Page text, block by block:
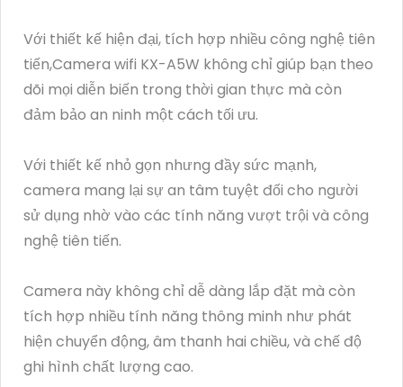
Với thiết kế hiện đại, tích hợp nhiều công nghệ tiên
tiến,Camera wifi KX-A5W không chỉ giúp bạn theo
dõi mọi diễn biến trong thời gian thực mà còn
đảm bảo an ninh một cách tối ưu.
Với thiết kế nhỏ gọn nhưng đầy sức mạnh,
camera mang lại sự an tâm tuyệt đối cho người
sử dụng nhờ vào các tính năng vượt trội và công
nghệ tiên tiến.
Camera này không chỉ dễ dàng lắp đặt mà còn
tích hợp nhiều tính năng thông minh như phát
hiện chuyển động, âm thanh hai chiều, và chế độ
ghi hình chất lượng cao.